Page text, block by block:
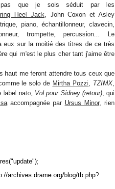
que je sois séduit par les
Heel Jack , John Coxon et Asley
piano, échantillonneur, clavecin,
trompette, percussion... Le
eux sur la moitié des titres de ce très
qui m'est le plus cher tant j'aime être
haut me feront attendre tous ceux que
le solo de Mirtha Pozzi TZIMX
label nato, Vol pour Sidney (retour), qui
accompagnée par Ursus Minor, rien
archives.drame.org/blog/tb.php?